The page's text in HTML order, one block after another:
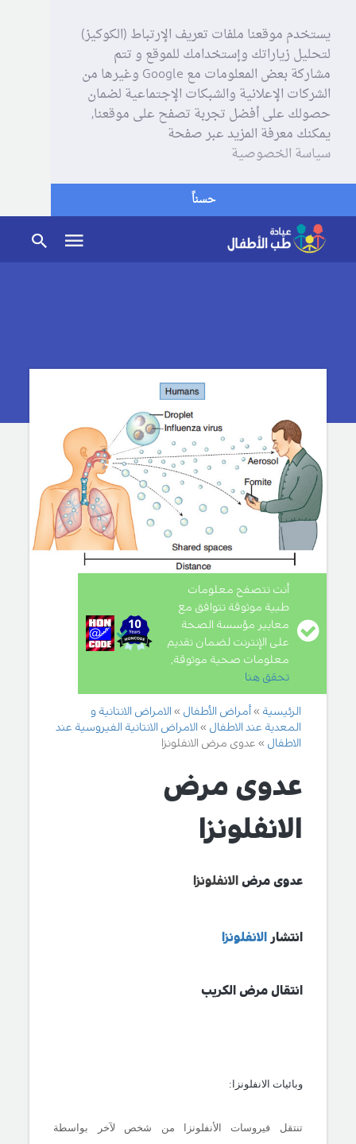
يستخدم موقعنا ملفات تعريف الإرتباط (الكوكيز)
لتحليل زياراتك وإستخدامك للموقع و تتم
مشاركة بعض المعلومات مع Google وغيرها من
الشركات الإعلانية والشبكات الإجتماعية لضمان
حصولك على أفضل تجربة تصفح على موقعنا,
يمكنك معرفة المزيد عبر صفحة
سياسة الخصوصية
حسناً
أنت تتصفح معلومات
طبية موثوقة تتوافق مع
معايير مؤسسة الصحة
على الإنترنت لضمان تقديم
معلومات صحية موثوقة,
تحقق هنا.
الرئيسية أمراض الأطفال
الامراض الانتانية و
المعدية عند الاطفال
الامراض الانتانية الفيروسية عند
الاطفال
عدوى مرض الانفلونزا
عدوى مرض
الانفلونزا
عدوى مرض الانفلونزا
انتشار الانفلونزا
انتقال مرض الكريب
وبائيات الانفلونزا:
تنتقل فيروسات الأنفلونزا من شخص لآخر بواسطة